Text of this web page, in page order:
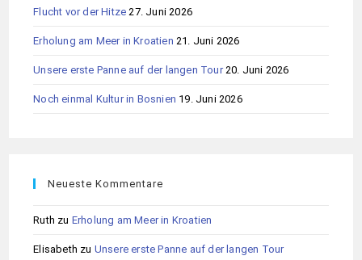
Flucht vor der Hitze 27. Juni 2026
Erholung am Meer in Kroatien 21. Juni 2026
Unsere erste Panne auf der langen Tour 20. Juni 2026
Noch einmal Kultur in Bosnien 19. Juni 2026
Neueste Kommentare
Ruth zu Erholung am Meer in Kroatien
Elisabeth zu Unsere erste Panne auf der langen Tour